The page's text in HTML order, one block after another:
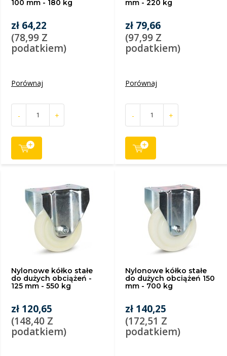
100 mm - 180 kg
zł 64,22
(78,99 Z
podatkiem)
Porównaj
- +
mm - 220 kg
zł 79,66
(97,99 Z
podatkiem)
Porównaj
- +
Nylonowe kółko stałe
do dużych obciążeń -
125 mm - 550 kg
zł 120,65
(148,40 Z
podatkiem)
Nylonowe kółko stałe
do dużych obciążeń 150
mm - 700 kg
zł 140,25
(172,51 Z
podatkiem)